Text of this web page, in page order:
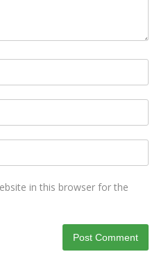
in this browser for the